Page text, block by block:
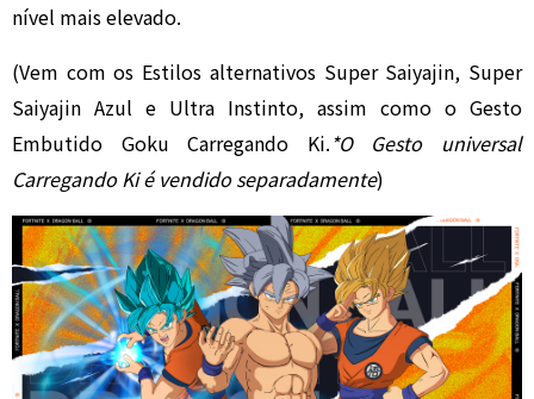
nível mais elevado.
(Vem com os Estilos alternativos Super Saiyajin, Super
Saiyajin Azul e Ultra Instinto, assim como o Gesto
Embutido Goku Carregando Ki.*O Gesto universal
Carregando Ki é vendido separadamente)